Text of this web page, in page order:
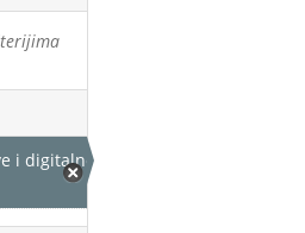
i digitalne transformacije